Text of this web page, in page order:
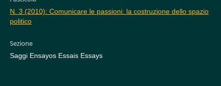
N. 3 (2010): Comunicare le passioni: la costruzione dello spazio
politico
Sezione
Saggi Ensayos Essais Essays